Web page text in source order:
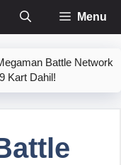
Menu
Battle Network
Kart Dahil!